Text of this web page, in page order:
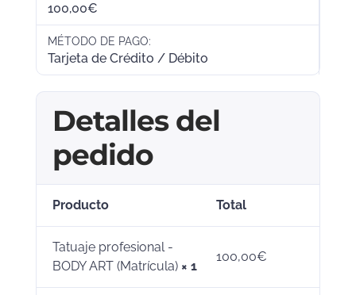
100,00€
MÉTODO DE PAGO:
Tarjeta de Crédito / Débito
Detalles del
pedido
Producto Total
Tatuaje profesional -
BODY ART (Matrícula) × 1
100,00€